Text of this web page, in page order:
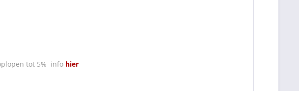
tot 5% info hier